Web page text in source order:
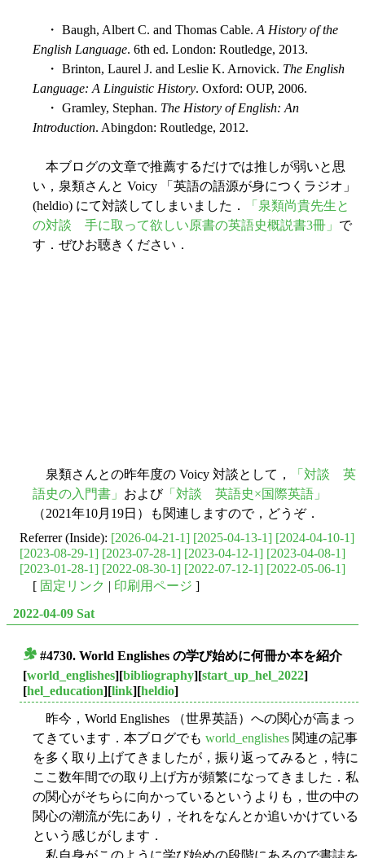
・ Baugh, Albert C. and Thomas Cable. A History of the
English Language. 6th ed. London: Routledge, 2013.
・ Brinton, Laurel J. and Leslie K. Arnovick. The English
Language: A Linguistic History. Oxford: OUP, 2006.
・ Gramley, Stephan. The History of English: An
Introduction. Abingdon: Routledge, 2012.
本ブログの文章で推薦するだけでは推しが弱いと思
い，泉類さんと Voicy 「英語の語源が身につくラジオ」
(heldio) にて対談してしまいました．
「泉類尚貴先生と
の対談 手に取って欲しい原書の英語史概説書3冊」 で
す．ぜひお聴きください．
泉類さんとの昨年度の Voicy 対談として，
「対談 英
語史の入門書」 および「対談 英語史×国際英語」
（2021年10月19日）も関連しますので，どうぞ．
Referrer (Inside): [2026-04-21-1] [2025-04-13-1] [2024-04-10-1]
[2023-08-29-1] [2023-07-28-1] [2023-04-12-1] [2023-04-08-1]
[2023-01-28-1] [2022-08-30-1] [2022-07-12-1] [2022-05-06-1]
[ 固定リンク | 印刷用ページ ]
2022-04-09 Sat
#4730. World Englishes の学び始めに何冊か本を紹介
[world_englishes][bibliography][start_up_hel_2022]
[hel_education][link][heldio]
昨今，World Englishes （世界英語）への関心が高まっ
てきています．本ブログでも world_englishes 関連の記事
を多く取り上げてきましたが，振り返ってみると，特に
ここ数年間での取り上げ方が頻繁になってきました．私
の関心がそちらに向かっているというよりも，世の中の
関心の潮流が先にあり，それをなんとか追いかけている
という感じがします．
私自身がこのように学び始めの段階にあるので書誌を